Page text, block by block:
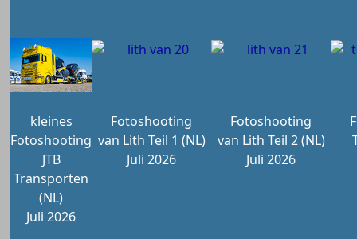
kleines
Fotoshooting
JTB
Transporten
(NL)
Juli 2026
Fotoshooting
van Lith Teil 1 (NL)
Juli 2026
Fotoshooting
van Lith Teil 2 (NL)
Juli 2026